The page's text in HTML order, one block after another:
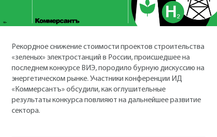
Рекордное снижение стоимости проектов строительства
«зеленых» электростанций в России, происшедшее на
последнем конкурсе ВИЭ, породило бурную дискуссию на
энергетическом рынке. Участники конференции ИД
«Коммерсантъ» обсудили, как оглушительные
результаты конкурса повлияют на дальнейшее развитие
сектора.